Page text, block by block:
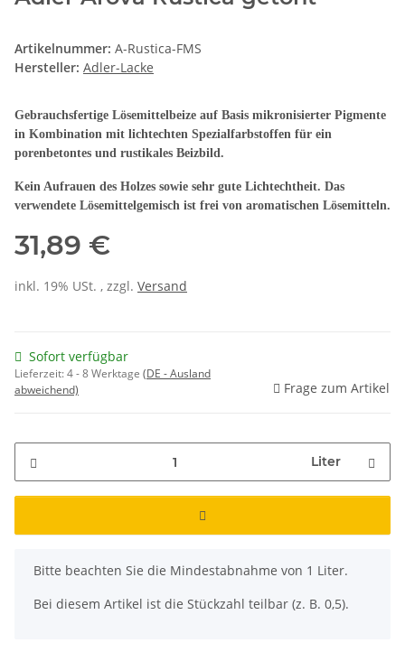
Artikelnummer: A-Rustica-FMS
Hersteller: Adler-Lacke
Gebrauchsfertige Lösemittelbeize auf Basis mikronisierter Pigmente
in Kombination mit lichtechten Spezialfarbstoffen für ein
porenbetontes und rustikales Beizbild.
Kein Aufrauen des Holzes sowie sehr gute Lichtechtheit. Das
verwendete Lösemittelgemisch ist frei von aromatischen Lösemitteln.
31,89 €
inkl. 19% USt. , zzgl. Versand
Sofort verfügbar
Lieferzeit:4 - 8 Werktage (DE - Ausland
abweichend)
Frage zum Artikel
Liter
x
Bitte beachten Sie die Mindestabnahme von 1 Liter.
Bei diesem Artikel ist die Stückzahl teilbar (z. B. 0,5).